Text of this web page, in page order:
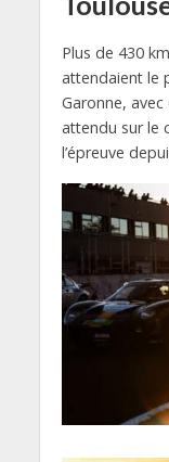
Plus de 430
attendaient le
Garonne,
attendu sur le
l’épreuve